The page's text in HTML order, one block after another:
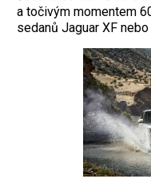
a točivým momentem
sedanů Jaguar XF